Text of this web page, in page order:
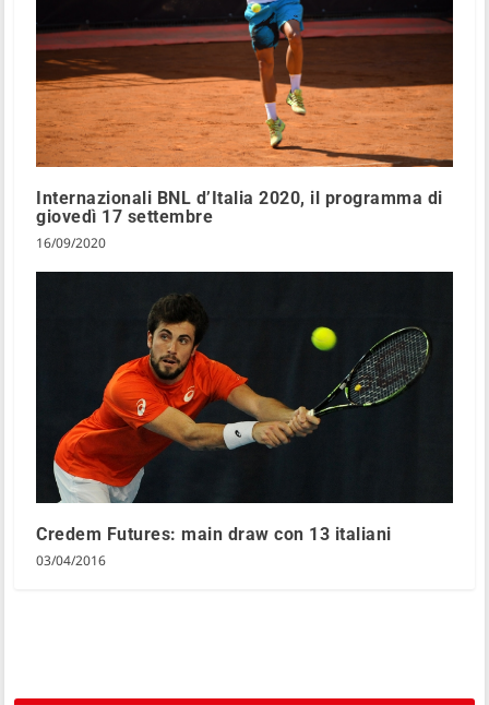
Internazionali BNL d’Italia 2020, il programma di
giovedì 17 settembre
16/09/2020
Credem Futures: main draw con 13 italiani
03/04/2016